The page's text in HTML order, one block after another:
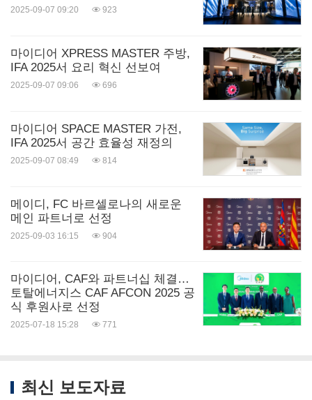
2025-09-07 09:20 923
마이디어 XPRESS MASTER 주방,
IFA 2025서 요리 혁신 선보여
2025-09-07 09:06 696
마이디어 SPACE MASTER 가전,
IFA 2025서 공간 효율성 재정의
2025-09-07 08:49 814
메이디, FC 바르셀로나의 새로운
메인 파트너로 선정
2025-09-03 16:15 904
마이디어, CAF와 파트너십 체결…
토탈에너지스 CAF AFCON 2025 공
식 후원사로 선정
2025-07-18 15:28 771
최신 보도자료